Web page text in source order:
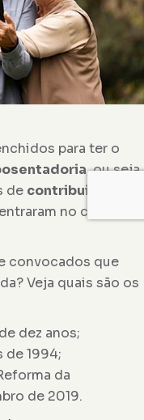
para ter o
, ou seja,
de contribuição de
no cálculo
convocados que
Veja quais são os
dez anos;
1994;
da
de 2019.